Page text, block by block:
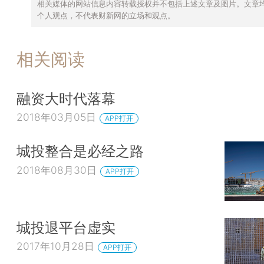
相关媒体的网站信息内容转载授权并不包括上述文章及图片。文章
个人观点，不代表财新网的立场和观点。
相关阅读
融资大时代落幕
2018年03月05日 APP打开
城投整合是必经之路
2018年08月30日 APP打开
城投退平台虚实
2017年10月28日 APP打开